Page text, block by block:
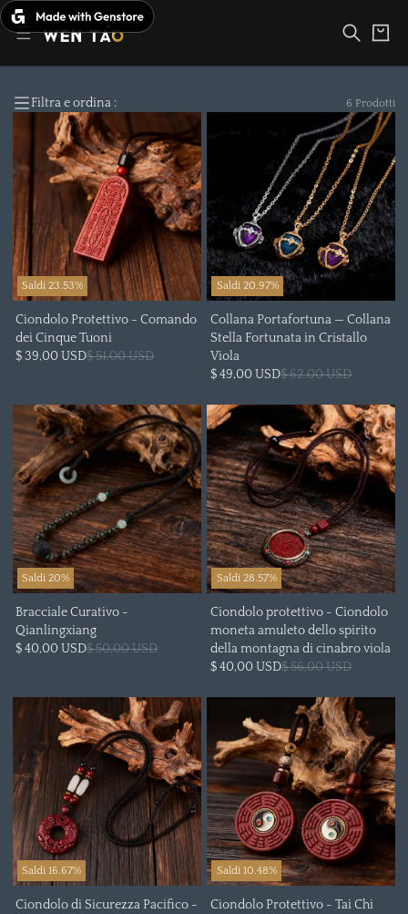
Vai
al
contenuto
Carrello
Filtra e ordina : 6 Prodotti
Saldi 23.53%
Ciondolo Protettivo - Comando
dei Cinque Tuoni
$ 39,00 USD$ 51,00 USD
Saldi 20.97%
Collana Portafortuna — Collana
Stella Fortunata in Cristallo
Viola
$ 49,00 USD$ 62,00 USD
Saldi 20%
Bracciale Curativo -
Qianlingxiang
$ 40,00 USD$ 50,00 USD
Saldi 28.57%
Ciondolo protettivo - Ciondolo
moneta amuleto dello spirito
della montagna di cinabro viola
$ 40,00 USD$ 56,00 USD
Saldi 16.67%
Ciondolo di Sicurezza Pacifico -
Saldi 10.48%
Ciondolo Protettivo - Tai Chi